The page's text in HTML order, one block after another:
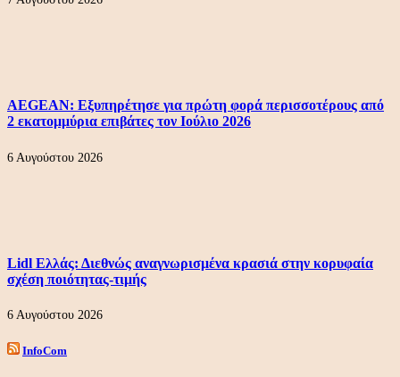
AEGEAN: Εξυπηρέτησε για πρώτη φορά περισσοτέρους από
2 εκατομμύρια επιβάτες τον Ιούλιο 2026
6 Αυγούστου 2026
Lidl Ελλάς: Διεθνώς αναγνωρισμένα κρασιά στην κορυφαία
σχέση ποιότητας-τιμής
6 Αυγούστου 2026
InfoCom